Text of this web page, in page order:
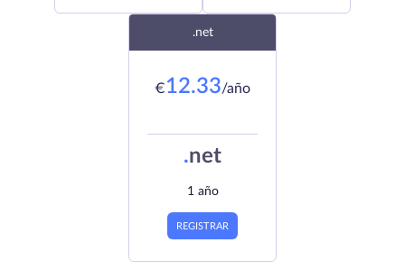
.net
€12.33/año
.net
1 año
REGISTRAR